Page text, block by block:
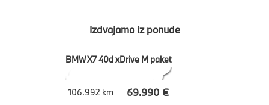
Izdvajamo iz ponude
BMW X7 40d xDrive M paket
106.992 km 69.990 €